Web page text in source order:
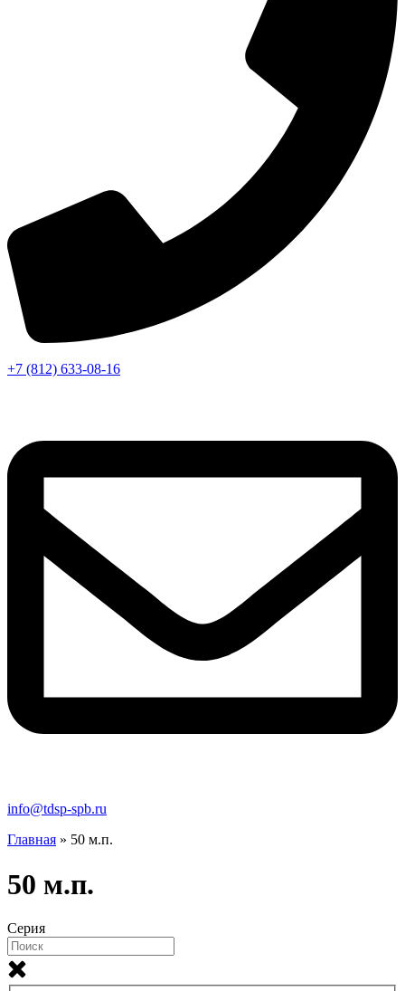
+7 (812) 633-08-16
info@tdsp-spb.ru
Главная » 50 м.п.
50 м.п.
Серия